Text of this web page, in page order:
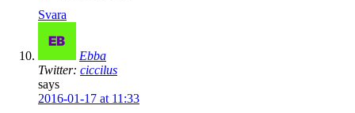
Svara
Ebba
Twitter: ciccilus
says
2016-01-17 at 11:33